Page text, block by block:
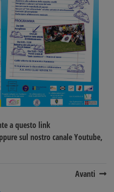
a questo link
sul nostro canale Youtube,
Avanti